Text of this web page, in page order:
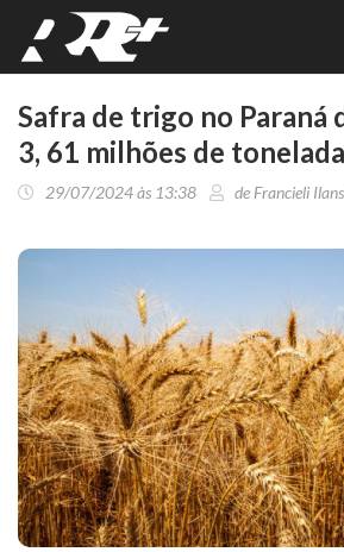
Safra de trigo no Paraná
3, 61 milhões de
29/07/2024 às 13:38 de Francieli